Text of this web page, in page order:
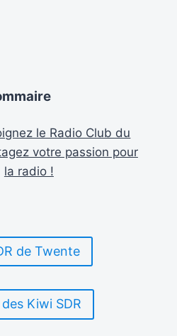
le Radio Club du
votre passion pour
la radio !
de Twente
Kiwi SDR